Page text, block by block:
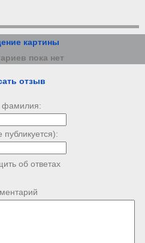
картины
пока нет
отзыв
публикуется):
об ответах